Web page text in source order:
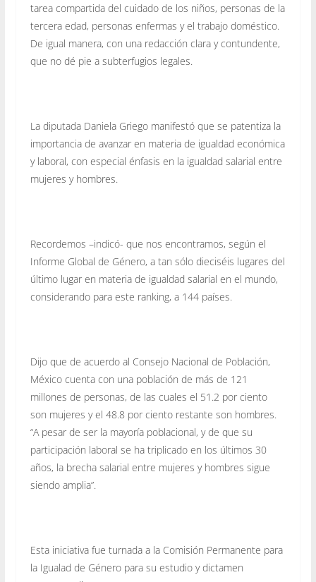
tarea compartida del cuidado de los niños, personas de la
tercera edad, personas enfermas y el trabajo doméstico.
De igual manera, con una redacción clara y contundente,
que no dé pie a subterfugios legales.
La diputada Daniela Griego manifestó que se patentiza la
importancia de avanzar en materia de igualdad económica
y laboral, con especial énfasis en la igualdad salarial entre
mujeres y hombres.
Recordemos –indicó- que nos encontramos, según el
Informe Global de Género, a tan sólo dieciséis lugares del
último lugar en materia de igualdad salarial en el mundo,
considerando para este ranking, a 144 países.
Dijo que de acuerdo al Consejo Nacional de Población,
México cuenta con una población de más de 121
millones de personas, de las cuales el 51.2 por ciento
son mujeres y el 48.8 por ciento restante son hombres.
“A pesar de ser la mayoría poblacional, y de que su
participación laboral se ha triplicado en los últimos 30
años, la brecha salarial entre mujeres y hombres sigue
siendo amplia”.
Esta iniciativa fue turnada a la Comisión Permanente para
la Igualad de Género para su estudio y dictamen